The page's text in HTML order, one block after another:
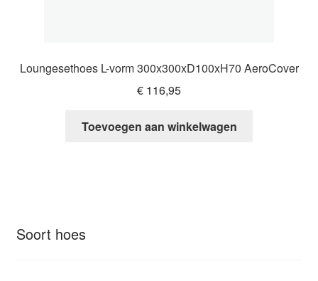
Loungesethoes L-vorm 300x300xD100xH70 AeroCover
€ 116,95
Toevoegen aan winkelwagen
Soort hoes